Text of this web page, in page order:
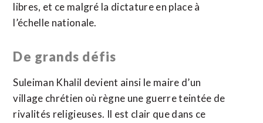
libres, et ce malgré la dictature en place à
l’échelle nationale.
De grands défis
Suleiman Khalil devient ainsi le maire d’un
village chrétien où règne une guerre teintée de
rivalités religieuses. Il est clair que dans ce